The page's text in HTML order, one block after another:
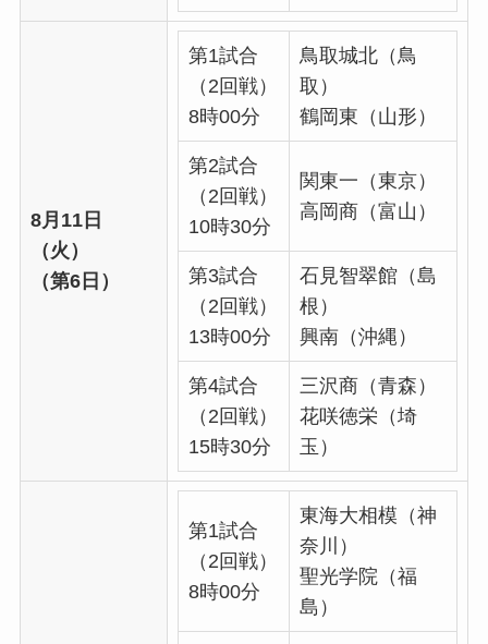
8月11日
（火）
（第6日）
第1試合
（2回戦）
8時00分
鳥取城北（鳥
取）
鶴岡東（山形）
第2試合
（2回戦）
10時30分
関東一（東京）
高岡商（富山）
第3試合
（2回戦）
13時00分
石見智翠館（島
根）
興南（沖縄）
第4試合
（2回戦）
15時30分
三沢商（青森）
花咲徳栄（埼
玉）
第1試合
（2回戦）
8時00分
東海大相模（神
奈川）
聖光学院（福
島）